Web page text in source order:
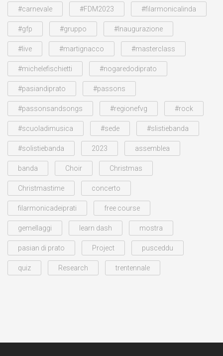
#carnevale #FDM2023 #filarmonicalinda
#gfp #gruppo #Inaugurazione
#live #martignacco #masterclass
#michelefischietti #nogaredodiprato
#pasiandiprato #passons
#passonsandsongs #regionefvg #rock
#scuoladimusica #sede #slistiebanda
#solistiebanda 2023 assemblea
banda Choir Christmas
Christmastime concerto
filarmonicadeiprati free course
gemellaggi learn dash mostra
pasian di prato Project pusceddu
quiz Research trentennale